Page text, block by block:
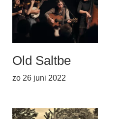
Old Saltbe
zo 26 juni 2022